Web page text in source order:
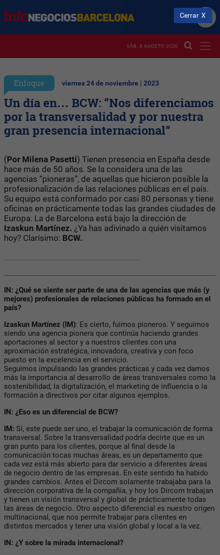
SÁB. 8 AGOSTO 2026
Enfoque viernes 24 de noviembre | 2023
Un día en… BCW: “Nos diferenciamos
por la transversalidad y por nuestra
gran presencia internacional”
(Por Milena Pasetti) Tienen presencia en España desde
hace más de 50 años. Se la considera una de las
agencias “pioneras”, de aquellas que hicieron posible la
profesionalización de las relaciones públicas en el país.
Su equipo está conformado por casi 80 personas y tiene
oficinas en prácticamente todas las grandes ciudades de
Europa. La de Barcelona está bajo la dirección de
Izaskun Martínez. ¿Ya has adivinado a quién visitamos
hoy? Clarísimo: BCW.
IN: ¿Qué se siente ser parte de una de las agencias que más (y
mejores) profesionales de relaciones públicas ha formado en el
país?
Izaskun Martínez (IM): Es cierto, fuimos pioneros. Y seguimos
siendo una agencia pionera que continúa haciendo grandes
aportaciones al sector y a nuestros clientes con una
aproximación estratégica, innovadora, creativa y con foco
puesto en la excelencia en el servicio.
Seguimos impulsando las grandes prácticas y cada vez damos
más la importancia al desarrollo de áreas transversales como la
sostenibilidad, la digitalización, el marketing de influencia o la
formación a directivos por citar algunos ejemplos.
IN: ¿Eso es un diferencial de BCW?
IM: Sí, este puede ser uno, el trabajar la comunicación de forma
transversal. Sobre la transversalidad podría decirte que es un
gran punto para los clientes, porque al final desde la
comunicación tocas muchas áreas, es un departamento que
cada vez está más abierto para dar servicio a diferentes áreas
de negocio dentro de las empresas. En este sentido ha habido
grandes cambios. Antes el Dircom solamente trabajaba para la
dirección corporativa de la compañía, y hoy los Dircom trabajan
y tienen un visión transversal y global de prácticamente todas
las áreas de negocio. Otro aspecto diferencial es nuestro origen
multinacional, que nos permite trabajar para clientes en
distintos mercados y tener una visión global y local a la vez.
IN: ¿Y sobre la mirada internacional?
Cerrar